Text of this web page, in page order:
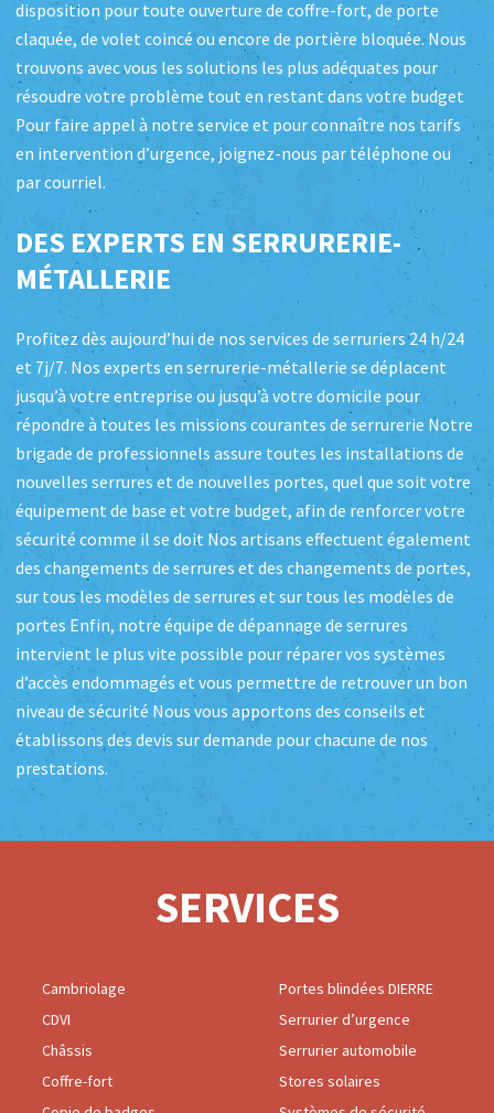
disposition pour toute ouverture de coffre-fort, de porte
claquée, de volet coincé ou encore de portière bloquée. Nous
trouvons avec vous les solutions les plus adéquates pour
résoudre votre problème tout en restant dans votre budget
Pour faire appel à notre service et pour connaître nos tarifs
en intervention d’urgence, joignez-nous par téléphone ou
par courriel.
DES EXPERTS EN SERRURERIE-
MÉTALLERIE
Profitez dès aujourd’hui de nos services de serruriers 24 h/24
et 7j/7. Nos experts en serrurerie-métallerie se déplacent
jusqu’à votre entreprise ou jusqu’à votre domicile pour
répondre à toutes les missions courantes de serrurerie Notre
brigade de professionnels assure toutes les installations de
nouvelles serrures et de nouvelles portes, quel que soit votre
équipement de base et votre budget, afin de renforcer votre
sécurité comme il se doit Nos artisans effectuent également
des changements de serrures et des changements de portes,
sur tous les modèles de serrures et sur tous les modèles de
portes Enfin, notre équipe de dépannage de serrures
intervient le plus vite possible pour réparer vos systèmes
d’accès endommagés et vous permettre de retrouver un bon
niveau de sécurité Nous vous apportons des conseils et
établissons des devis sur demande pour chacune de nos
prestations.
SERVICES
Cambriolage
CDVI
Châssis
Coffre-fort
Portes blindées DIERRE
Serrurier d’urgence
Serrurier automobile
Stores solaires